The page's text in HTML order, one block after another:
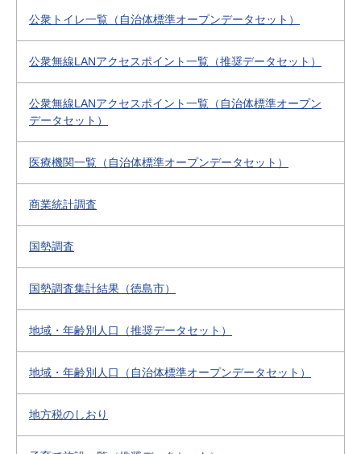
公衆トイレ一覧（自治体標準オープンデータセット）
公衆無線LANアクセスポイント一覧（推奨データセット）
公衆無線LANアクセスポイント一覧（自治体標準オープン
データセット）
医療機関一覧（自治体標準オープンデータセット）
商業統計調査
国勢調査
国勢調査集計結果（徳島市）
地域・年齢別人口（推奨データセット）
地域・年齢別人口（自治体標準オープンデータセット）
地方税のしおり